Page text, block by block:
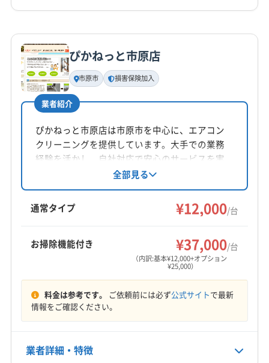
公式HP
公式サイトを見る
基本情報
代表者名
山田牧夫
所在地
千葉県千葉市中央区松ケ丘町174
対応地域
鎌ケ谷市 君津市
四街道市
市原市 市川市 習志野市
成田市
千葉市稲毛区
千葉市若葉区
袖ケ浦市
大網白里市
八街市
木更津市
山武郡横芝光町
長生郡一宮町
長生郡長生村
長生郡長南町
長生郡長柄町
長生郡白子町
長生郡睦沢町
定休日
なし
090-8812-3830
ぴかねっと市原店
市原市 損害保険加入
業者紹介
ぴかねっと市原店は市原市を中心に、エアコン
クリーニングを提供しています。大手での業務
経験を活かし、自社対応で安心のサービスを実
現。損害保険加入済みで、作業や仕上がりに不
満があれば無料で追加対応しています。防カ
ビ・抗菌コーティングにも対応し、土日祝日も
対応可能です。
全部見る
通常タイプ ¥12,000/台
お掃除機能付き ¥37,000/台
（内訳:基本¥12,000+オプション
¥25,000）
料金は参考です。 ご依頼前には必ず公式サイトで最新
情報をご確認ください。
業者詳細・特徴